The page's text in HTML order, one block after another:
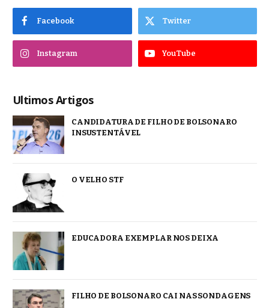
Facebook Twitter
Instagram YouTube
Ultimos Artigos
CANDIDATURA DE FILHO DE BOLSONARO
INSUSTENTÁVEL
O VELHO STF
EDUCADORA EXEMPLAR NOS DEIXA
FILHO DE BOLSONARO CAI NAS SONDAGENS